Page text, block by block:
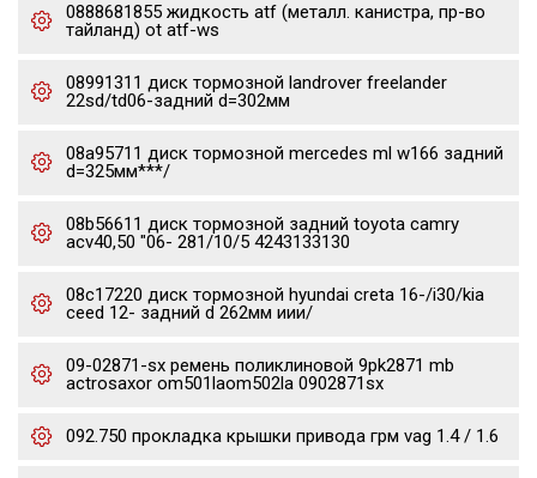
0888681855 жидкость atf (металл. канистра, пр-во
тайланд) ot atf-ws
08991311 диск тормозной landrover freelander
22sd/td06-задний d=302мм
08a95711 диск тормозной mercedes ml w166 задний
d=325мм***/
08b56611 диск тормозной задний toyota camry
acv40,50 "06- 281/10/5 4243133130
08c17220 диск тормозной hyundai creta 16-/i30/kia
ceed 12- задний d 262мм иии/
09-02871-sx ремень поликлиновой 9pk2871 mb
actrosaxor om501laom502la 0902871sx
092.750 прокладка крышки привода грм vag 1.4 / 1.6